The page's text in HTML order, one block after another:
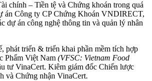
chính – Tiền tệ và Chứng khoán trong quá
án Công ty CP Chứng Khoán VNDIRECT,
dự án công nghệ thông tin và quản lý nhân
phát triển & triển khai phần mềm tích hợp
Phẩm Việt Nam (VFSC: Vietnam Food
tư VinaCert. Kiêm giám đốc Chiến lược
và Chứng nhận VinaCert.